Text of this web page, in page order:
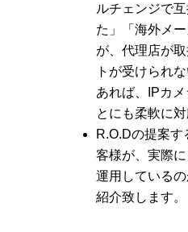
ルチェンジで
た」「海外メ
が、代理店が
トが受けられ
あれば、IPカ
とにも柔軟に
R.O.Dの提案
客様が、実際
運用している
紹介致します。